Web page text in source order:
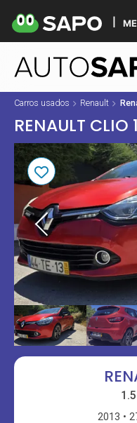
Carros usados Renault
RENAULT CLIO
2013